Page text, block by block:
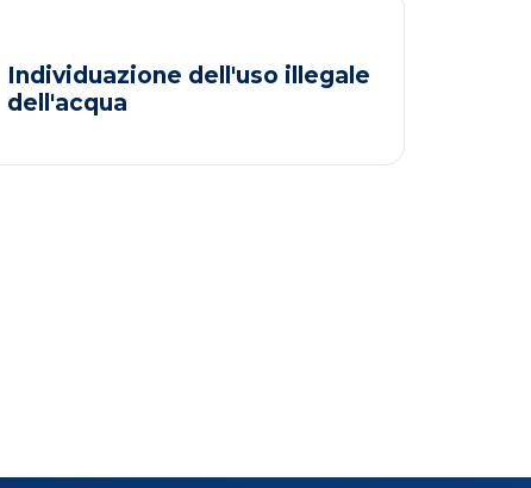
Individuazione dell'uso illegale
dell'acqua